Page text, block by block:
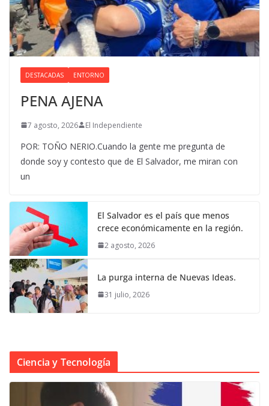
DESTACADAS ENTORNO
PENA AJENA
7 agosto, 2026 El Independiente
POR: TOÑO NERIO.Cuando la gente me pregunta de
donde soy y contesto que de El Salvador, me miran con
un
El Salvador es el país que menos
crece económicamente en la región.
2 agosto, 2026
La purga interna de Nuevas Ideas.
31 julio, 2026
Ciencia y Tecnología